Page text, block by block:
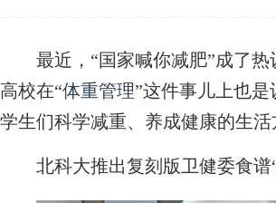
最近，“国家喊你减肥”成了热
高校在“体重管理”这件事儿上也
学生们科学减重、养成健康的生
北科大推出复刻版卫健委食谱